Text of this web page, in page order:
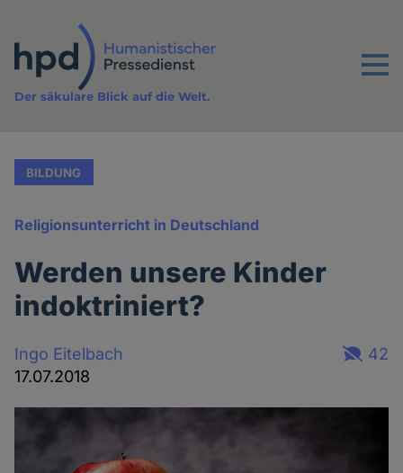
Inhalt
Menu
Der säkulare Blick auf die Welt.
BILDUNG
Religionsunterricht in Deutschland
Werden unsere Kinder
indoktriniert?
Ingo Eitelbach
17.07.2018
42